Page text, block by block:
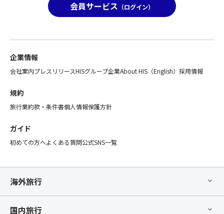
会員サービス （ログイン）
企業情報
会社案内プレスリリースHISグループ企業About HIS（English） 採用情報
規約
旅行業約款・条件書個人情報保護方針
ガイド
初めての方へよくある質問公式SNS一覧
海外旅行
国内旅行